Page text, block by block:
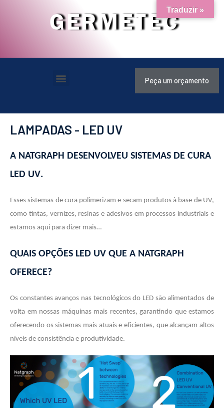
GERMETEC
Peça um orçamento
LAMPADAS - LED UV
A NATGRAPH DESENVOLVEU SISTEMAS DE CURA
LED UV.
Esses sistemas de cura polimerizam e secam produtos à base de UV,
como tintas, vernizes, resinas e adesivos em processos industriais e
estamos aqui para dizer mais…
QUAIS OPÇÕES LED UV QUE A NATGRAPH
OFERECE?
Os constantes avanços nas tecnológicos do LED são alimentados de
volta em nossas máquinas mais recentes, garantindo que estamos
oferecendo os sistemas mais atuais e eficientes, que alcançam altos
níveis de consistência e produtividade.
Traduzir »